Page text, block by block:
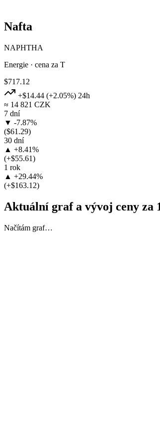
Nafta
NAPHTHA
Energie · cena za T
$717.12
+$14.44 (+2.05%) 24h
≈ 14 821 CZK
7 dní
▼ -7.87%
($61.29)
30 dní
▲ +8.41%
(+$55.61)
1 rok
▲ +29.44%
(+$163.12)
Aktuální graf a vývoj ceny za
Načítám graf…